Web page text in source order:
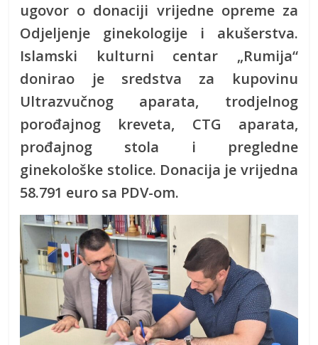
ugovor o donaciji vrijedne opreme za
Odjeljenje ginekologije i akušerstva.
Islamski kulturni centar „Rumija“
donirao je sredstva za kupovinu
Ultrazvučnog aparata, trodjelnog
porođajnog kreveta, CTG aparata,
prođajnog stola i pregledne
ginekološke stolice. Donacija je vrijedna
58.791 euro sa PDV-om.